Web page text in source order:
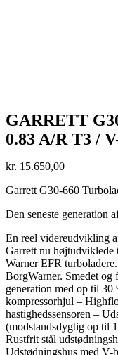
GARRETT
0.83 A/R T3 /
kr. 15.650,00
Garrett G30-660
Den seneste generation
En reel videreudvikling
Garrett nu højtudviklede
Warner EFR
BorgWarner. Smedet og
generation med op til
kompressorhjul –
hastighedssensoren –
(modstandsdygtig op til
Rustfrit stål
Udstødningshus med V-